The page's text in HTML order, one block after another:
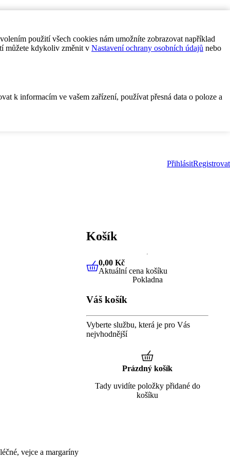
použití všech cookies nám umožníte zobrazovat například
můžete kdykoliv změnit v Nastavení ochrany osobních údajů nebo
k informacím ve vašem zařízení, používat přesná data o poloze a
PřihlásitRegistrovat
vejce a margaríny
Košík
0,00 KčAktuální cena košíku
0,00 Kč
Aktuální cena košíku
Pokladna
Váš košík
Vyberte službu, která je pro Vás
nejvhodnější
Prázdný košík
Tady uvidíte položky přidané do
košíku